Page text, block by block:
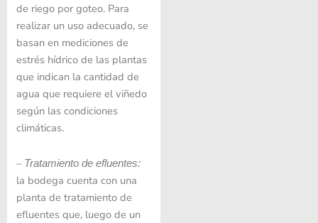
de riego por goteo. Para
realizar un uso adecuado, se
basan en mediciones de
estrés hídrico de las plantas
que indican la cantidad de
agua que requiere el viñedo
según las condiciones
climáticas.
– Tratamiento de efluentes:
la bodega cuenta con una
planta de tratamiento de
efluentes que, luego de un